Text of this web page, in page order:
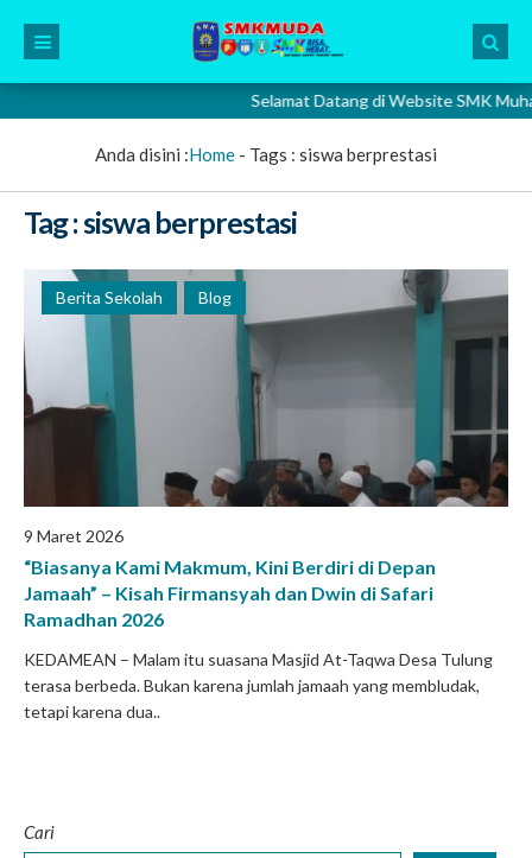
Selamat Datang di Website SMK
Anda disini :Home - Tags : siswa berprestasi
Tag : siswa berprestasi
Berita Sekolah Blog
9 Maret 2026
“Biasanya Kami Makmum, Kini Berdiri di Depan
Jamaah” – Kisah Firmansyah dan Dwin di Safari
Ramadhan 2026
KEDAMEAN – Malam itu suasana Masjid At-Taqwa Desa Tulung
terasa berbeda. Bukan karena jumlah jamaah yang membludak,
tetapi karena dua..
Cari